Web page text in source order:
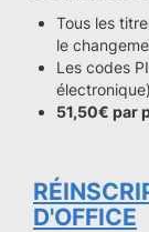
Tous les
le
Les codes
51,50€ par
D'OFFICE